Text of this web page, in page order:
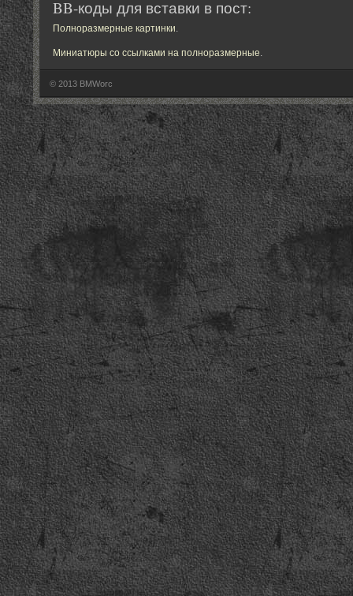
BB-коды для вставки в пост:
Полноразмерные картинки.
Миниатюры со ссылками на полноразмерные.
© 2013 BMWorc